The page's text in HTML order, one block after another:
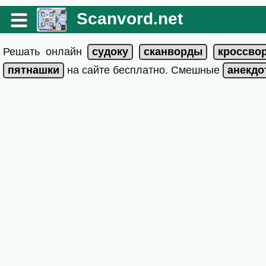
Scanvord.net
Решать онлайн
на сайте бесплатно. Смешные